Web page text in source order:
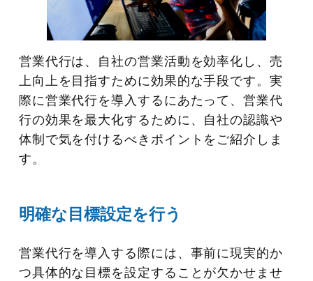
営業代行は、自社の営業活動を効率化し、売
上向上を目指すために効果的な手段です。実
際に営業代行を導入するにあたって、営業代
行の効果を最大化するために、自社の認識や
体制で気を付けるべきポイントをご紹介しま
す。
明確な目標設定を行う
営業代行を導入する際には、事前に現実的か
つ具体的な目標を設定することが欠かせませ